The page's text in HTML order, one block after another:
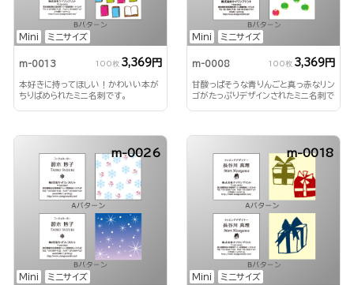
Mini ミニサイズ
m-0013 100枚 3,369円
本好きに持ってほしい！かわいい本が
ちりばめられたミニ名刺です。
Mini ミニサイズ
m-0008 100枚 3,369円
甘酸っぱそうな青りんごと真っ赤なリン
ゴがたっぷりデザインされたミニ名刺で
Mini ミニサイズ
m-0026
Mini ミニサイズ
m-0018